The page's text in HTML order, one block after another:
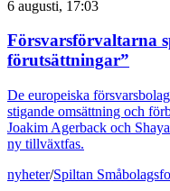
6 augusti, 17:03
Försvarsförvaltarna
förutsättningar”
De europeiska
stigande omsättning och
Joakim Agerback och
ny tillväxtfas.
nyheter/Spiltan